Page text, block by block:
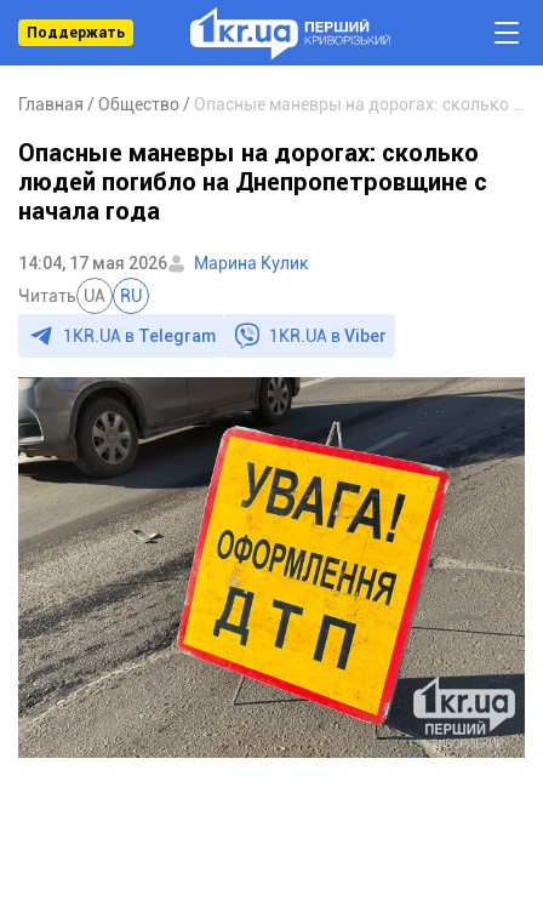
Поддержать
Главная Общество
Опасные маневры на дорогах: сколько
людей погибло на Днепропетровщине с
начала года
14:04, 17 мая 2026
Марина Кулик
Читать UA RU
1KR.UA в Telegram 1KR.UA вViber